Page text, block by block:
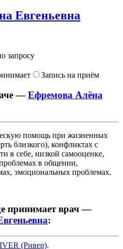
Евгеньевна
запросу
Запись на приём
—Ефремова Алёна
помощь при жизненных
близкого), конфликтах с
в себе, низкой самооценке,
в общении,
эмоциональных проблемах.
принимает врач —
:
(Ривер).